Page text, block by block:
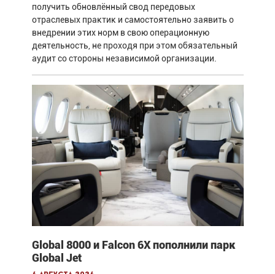
получить обновлённый свод передовых
отраслевых практик и самостоятельно заявить о
внедрении этих норм в свою операционную
деятельность, не проходя при этом обязательный
аудит со стороны независимой организации.
Global 8000 и Falcon 6X пополнили парк
Global Jet